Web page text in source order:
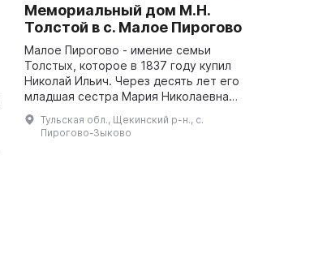
Мемориальный дом М.Н.
Толстой в с. Малое Пирогово
Малое Пирогово - имение семьи
Толстых, которое в 1837 году купил
Николай Ильич. Через десять лет его
младшая сестра Мария Николаевна
получила его в качестве наследства.
Здесь Лев Николаевич создал мно...
Тульская обл., Щекинский р-н., с.
Пирогово-Зыково